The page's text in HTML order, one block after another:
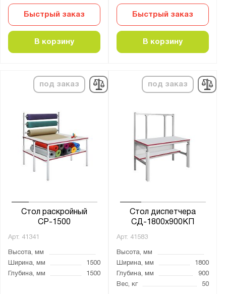
Быстрый заказ
В корзину
Быстрый заказ
В корзину
под заказ
Стол раскройный
СР-1500
Арт. 41341
Высота, мм
Ширина, мм
1500
Глубина, мм
1500
под заказ
Стол диспетчера
СД-1800х900КП
Арт. 41583
Высота, мм
Ширина, мм
1800
Глубина, мм
900
Вес, кг
50
порошковое
Количество полок, шт.:
Количество выдвижных ящиков, шт.:
2
3
4
5
10
Нагрузка на полку, кг:
от